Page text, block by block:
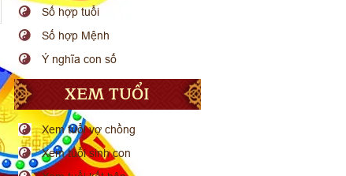
Số hợp tuổi
Số hợp Mệnh
Ý nghĩa con số
XEM TUỔI
Xem tuổi vợ chồng
Xem tuổi sinh con